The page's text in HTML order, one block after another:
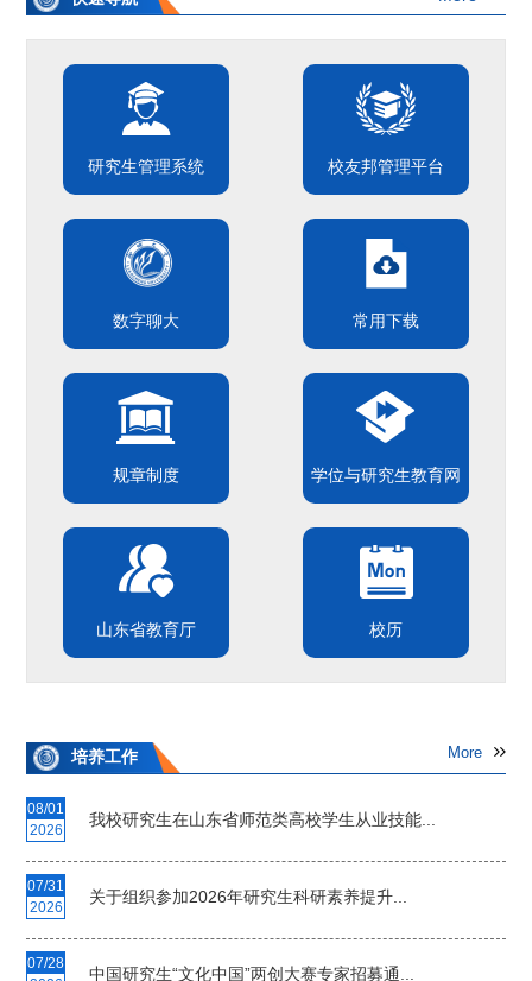
研究生管理系统 校友邦管理平台
数字聊大 常用下载
规章制度 学位与研究生教育网
山东省教育厅 校历
培养工作 More
08/01
2026
我校研究生在山东省师范类高校学生从业技能...
07/31
2026
关于组织参加2026年研究生科研素养提升...
07/28
中国研究生“文化中国”两创大赛专家招募通...